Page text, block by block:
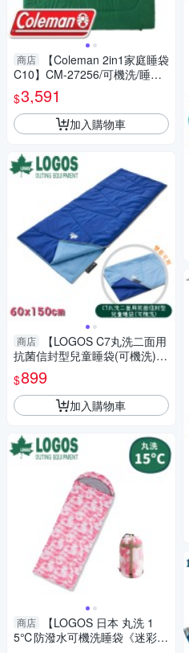
商店
【Coleman 2in1家庭睡袋
C10】CM-27256/可機洗/睡袋/
棉被/睡墊
$3,591
加入購物車
商店
【LOGOS C7丸洗二面用
抗菌信封型兒童睡袋(可機洗)
《寶藍/淺藍》 】72600810/幼
稚園學校/棉被睡墊
$899
加入購物車
商店
【LOGOS 日本 丸洗 1
5℃防潑水可機洗睡袋《迷彩